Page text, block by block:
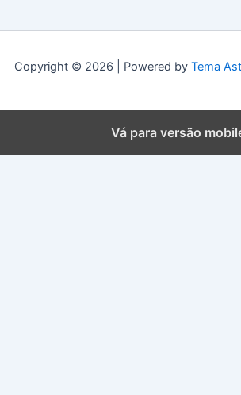
Copyright © 2026 | Powered by Tema
Vá para versão